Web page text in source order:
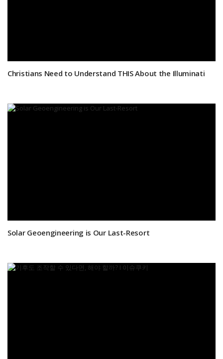
Christians Need to Understand THIS About the Illuminati
Solar Geoengineering is Our Last-Resort